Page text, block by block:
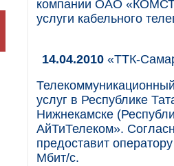
компании ОАО
услуги кабельного
14.04.2010 «ТТК-
услуг в Республике
Нижнекамске
АйТиТелеком».
предоставит
Мбит/с.